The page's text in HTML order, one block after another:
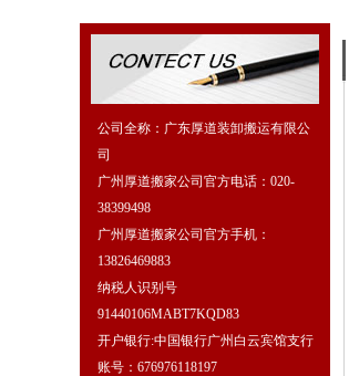
公司全称：广东厚道装卸搬运有限公
司
广州厚道搬家公司官方电话：020-
38399498
广州厚道搬家公司官方手机：
13826469883
纳税人识别号
91440106MABT7KQD83
开户银行:中国银行广州白云宾馆支行
账号：676976118197